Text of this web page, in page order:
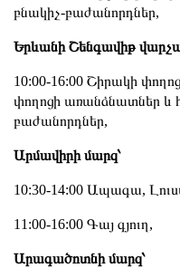
բնակիչ-բաժանորդներ,
Երևանի Շենգավիթ
10:00-16:00 Շիրակի
փողոցի առանձնատներ և
բաժանորդներ,
Արմավիրի մարզ՝
10:30-14:00 Ապագա,
11:00-16:00 Գայ գյուղ,
Արագածոտնի մարզ՝